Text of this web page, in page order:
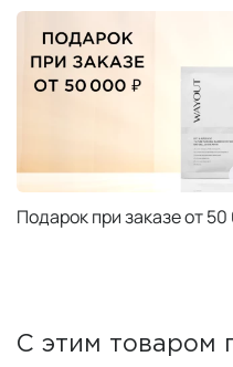
Подарок при заказе от
С этим товаром